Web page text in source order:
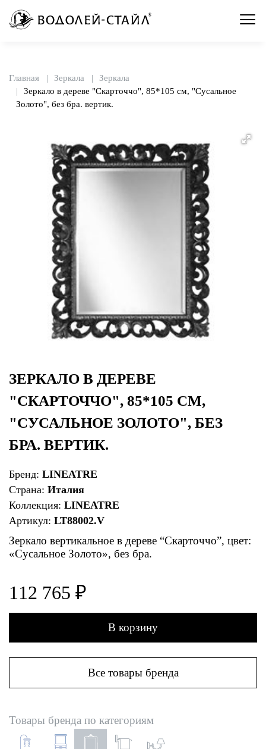
Главная Зеркала
Зеркала
Зеркало в дереве "Скарточчо", 85*105 см, "Сусальное
Золото", без бра. вертик.
ЗЕРКАЛО В ДЕРЕВЕ
"СКАРТОЧЧО", 85*105 СМ,
"СУСАЛЬНОЕ ЗОЛОТО", БЕЗ
БРА. ВЕРТИК.
Бренд: LINEATRE
Страна: Италия
Коллекция: LINEATRE
Артикул: LT88002.V
Зеркало вертикальное в дереве “Скарточчо”, цвет:
«Сусальное Золото», без бра.
112 765 ₽
В корзину
Все товары бренда
Товары бренда по категориям